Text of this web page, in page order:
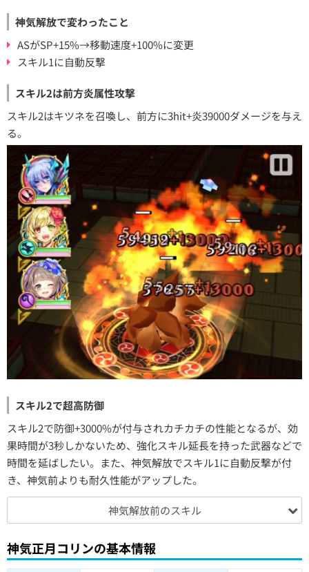
神気解放で変わったこと
ASがSP+15%→移動速度+100%に変更
スキル1に自動反撃
スキル2は前方炎属性攻撃
スキル2はキツネを召喚し、前方に3hit+炎39000ダメージを与え
る。
スキル2で超高防御
スキル2で防御+3000%が付与されカチカチの性能となるが、効
果時間が3秒しかないため、強化スキル延長を持った武器などで
時間を延ばしたい。また、神気解放でスキル1に自動反撃が付
き、神気前よりも耐久性能がアップした。
神気解放前のスキル
神気正月コリンの基本情報